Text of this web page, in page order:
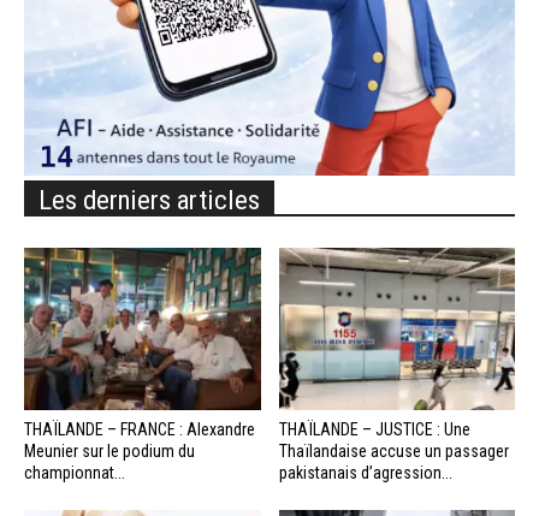
Les derniers articles
THAÏLANDE – FRANCE : Alexandre
Meunier sur le podium du
championnat...
THAÏLANDE – JUSTICE : Une
Thaïlandaise accuse un passager
pakistanais d’agression...